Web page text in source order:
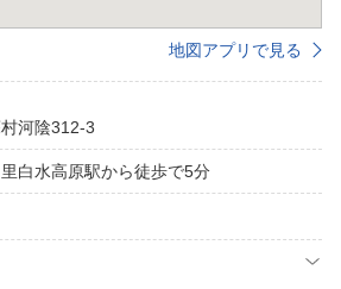
地図アプリで見る
河陰312-3
白水高原駅から徒歩で5分